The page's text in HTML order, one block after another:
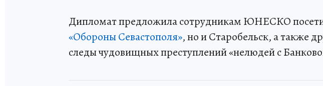
Дипломат предложила сотрудникам ЮНЕСКО
«Обороны Севастополя», но и Старобельск, а также
следы чудовищных преступлений «нелюдей с